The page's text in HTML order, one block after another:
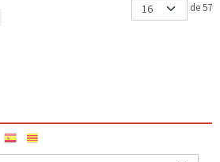
de 57